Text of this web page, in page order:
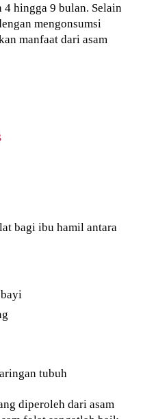
4 hingga 9 bulan. Selain
mengonsumsi
manfaat dari asam
bagi ibu hamil antara
tubuh
diperoleh dari asam